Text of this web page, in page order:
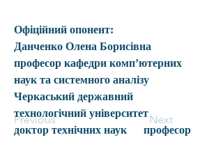
Previous Next
Офіційний опонент:
Данченко Олена Борисівна
професор кафедри комп’ютерних
наук та системного аналізу
Черкаський державний
технологічний університет
доктор технічних наук      професор